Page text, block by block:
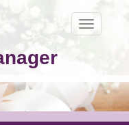
Toggle